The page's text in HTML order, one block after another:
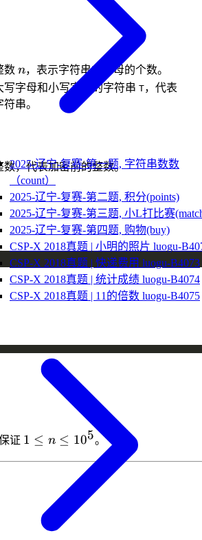
2025-辽宁-复赛-第一题, 字符串数数
（count）
2025-辽宁-复赛-第二题, 积分(points)
2025-辽宁-复赛-第三题, 小L打比赛
2025-辽宁-复赛-第四题, 购物(buy)
CSP-X 2018真题 | 小明的照片 luogu-
CSP-X 2018真题 | 快递费用 luogu-B4073
CSP-X 2018真题 | 统计成绩 luogu-B4074
CSP-X 2018真题 | 11的倍数 luogu-B4075
数 n
n，表示字符串中字母的个数。
写字母和小写字母的字符串 T，代表
串。
数，代表加密前的整数。
证 1
1 ≤ n ≤ 105。